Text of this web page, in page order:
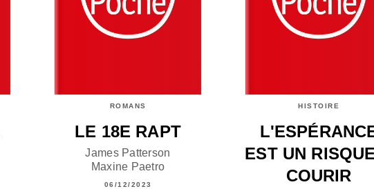
ROMANS
LE 18E RAPT
James Patterson
Maxine Paetro
06/12/2023
HISTOIRE
EST UN
COURIR